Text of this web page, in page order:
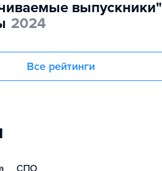
выпускники"
2024
Все рейтинги